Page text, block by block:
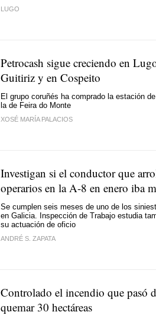
LUGO
Petrocash sigue creciendo en
Guitiriz y en Cospeito
El grupo coruñés ha comprado la estación
la de Feira do Monte
XOSÉ MARÍA PALACIOS
Investigan si el conductor que
operarios en la A-8 en enero iba
Se cumplen seis meses de uno de los
en Galicia. Inspección de Trabajo estudia
su actuación de oficio
ANDRÉ S. ZAPATA
Controlado el incendio que pasó
quemar 30 hectáreas